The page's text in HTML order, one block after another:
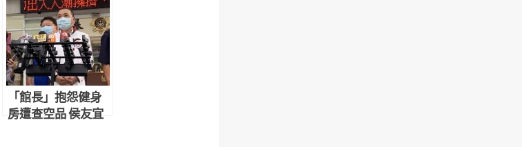
「館長」抱怨健身
房遭查空品 侯友宜